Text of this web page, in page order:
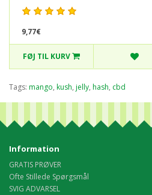
9,77€
FØJ TIL KURV
Tags: mango, kush, jelly, hash, cbd
Information
GRATIS PRØVER
Ofte Stillede Spørgsmål
SVIG ADVARSEL